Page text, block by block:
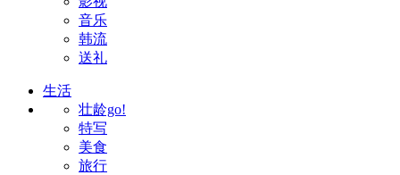
音乐
韩流
送礼
生活
壮龄go!
特写
美食
旅行